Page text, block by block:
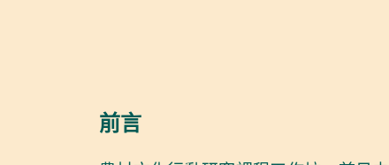
前言